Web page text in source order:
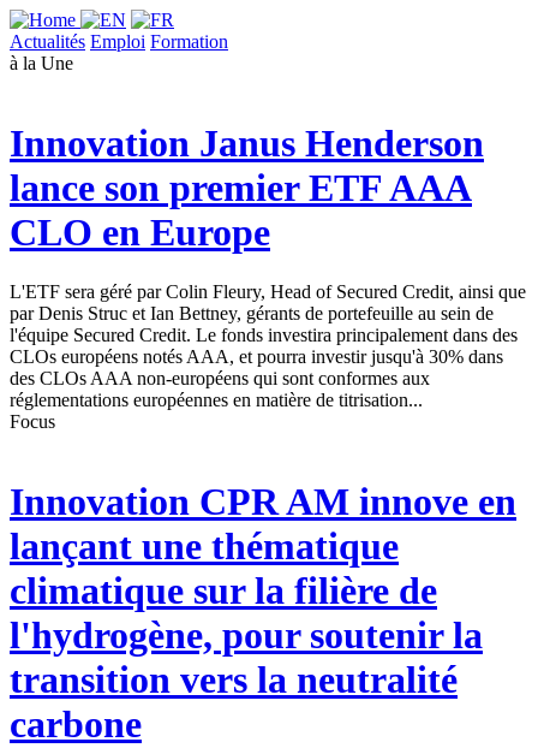
Actualités Emploi Formation
à la Une
Innovation Janus Henderson
lance son premier ETF AAA
CLO en Europe
L'ETF sera géré par Colin Fleury, Head of Secured Credit, ainsi que
par Denis Struc et Ian Bettney, gérants de portefeuille au sein de
l'équipe Secured Credit. Le fonds investira principalement dans des
CLOs européens notés AAA, et pourra investir jusqu'à 30% dans
des CLOs AAA non-européens qui sont conformes aux
réglementations européennes en matière de titrisation...
Focus
Innovation CPR AM innove en
lançant une thématique
climatique sur la filière de
l'hydrogène, pour soutenir la
transition vers la neutralité
carbone